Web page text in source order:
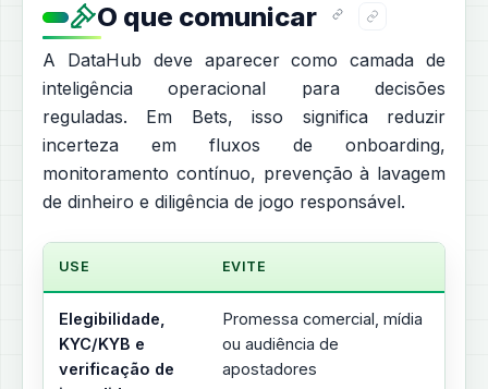
O que comunicar
A DataHub deve aparecer como camada de
inteligência operacional para decisões
reguladas. Em Bets, isso significa reduzir
incerteza em fluxos de onboarding,
monitoramento contínuo, prevenção à lavagem
de dinheiro e diligência de jogo responsável.
USE EVITE
Elegibilidade,
KYC/KYB e
verificação de
Promessa comercial, mídia
ou audiência de
apostadores